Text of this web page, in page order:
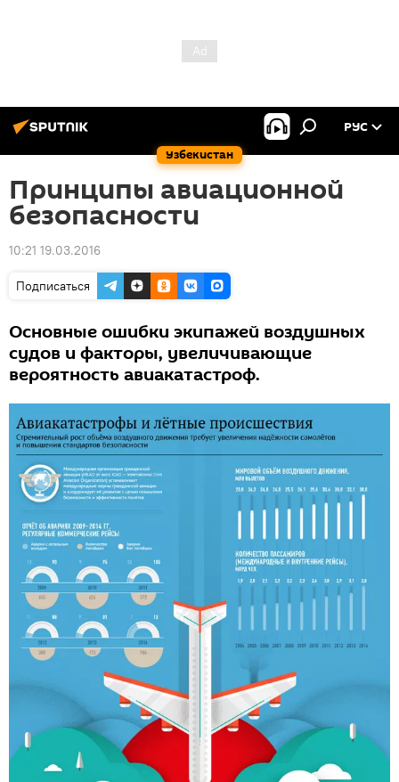
Узбекистан
РУС
Принципы авиационной
безопасности
10:21 19.03.2016
Подписаться
Основные ошибки экипажей воздушных
судов и факторы, увеличивающие
вероятность авиакатастроф.